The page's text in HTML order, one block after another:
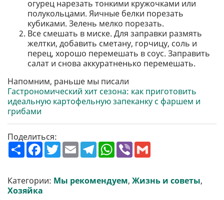
огурец нарезать тонкими кружочками или
полукольцами. Яичные белки порезать
кубиками. Зелень мелко порезать.
Все смешать в миске. Для заправки размять
желтки, добавить сметану, горчицу, соль и
перец, хорошо перемешать в соус. Заправить
салат и снова аккуратненько перемешать.
Напомним, раньше мы писали
Гастрономический хит сезона: как приготовить
идеальную картофельную запеканку с фаршем и
грибами
Поделиться:
П
о
р
и
т
F
a
b
o
T
w
t
e
E
m
l
T
e
g
r
W
h
s
A
V
r l
Категории: Мы рекомендуем, Жизнь и советы,
Хозяйка